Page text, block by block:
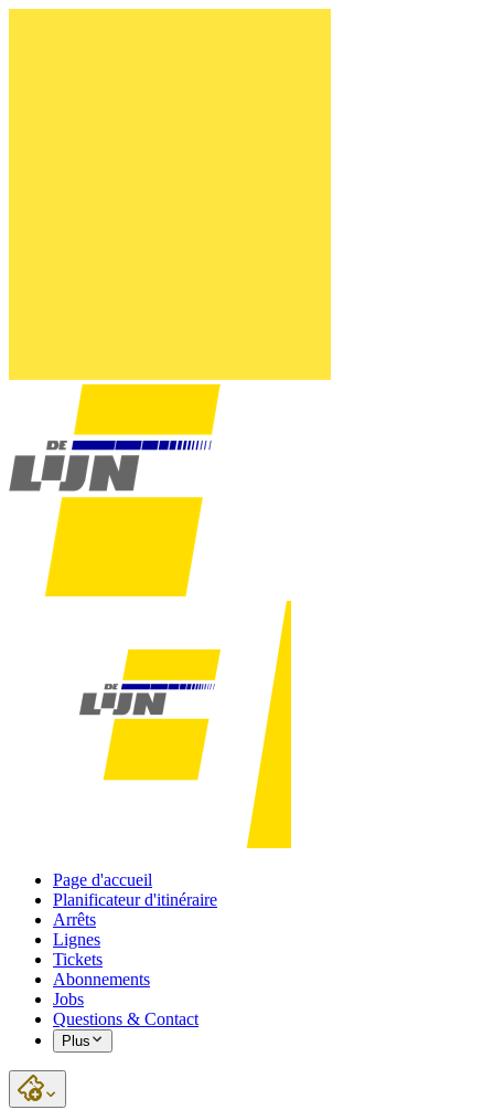
Page d'accueil
Planificateur d'itinéraire
Arrêts
Lignes
Tickets
Abonnements
Jobs
Questions & Contact
Plus